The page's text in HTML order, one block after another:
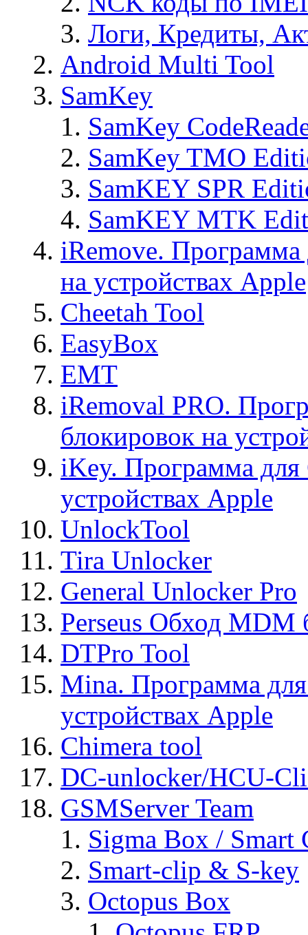
Логи, Кредиты,
Android Multi Tool
SamKey
SamKey
SamKey TMO
SamKEY SPR
SamKEY MTK
iRemove. Программа
на устройствах Apple
Cheetah Tool
EasyBox
EMT
iRemoval PRO.
блокировок на
iKey. Программа для
устройствах Apple
UnlockTool
Tira Unlocker
General Unlocker Pro
Perseus Обход MDM
DTPro Tool
Mina. Программа
устройствах Apple
Chimera tool
DC-unlocker/HCU-
GSMServer Team
Sigma Box / Smart
Smart-clip & S-key
Octopus Box